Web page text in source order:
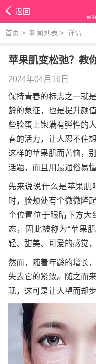
返回
首页 > 新闻列表 > 详情
苹果肌变松弛？教
2024年04月16日
保持青春的标志之一就
龄的象征，也是提升颜
些脸蛋上饱满有弹性的
春的活力，让人忍不住
这样的苹果肌而苦恼，
话题，而且用最通俗易懂
先来说说什么是苹果肌
时，脸颊处有个微微隆
个位置位于眼睛下方大
态，因此被称为“苹果
轻、甜美、可爱的感觉
然而，随着年龄的增长
失去它的紧致。随之而
现，这可是让人望而却步